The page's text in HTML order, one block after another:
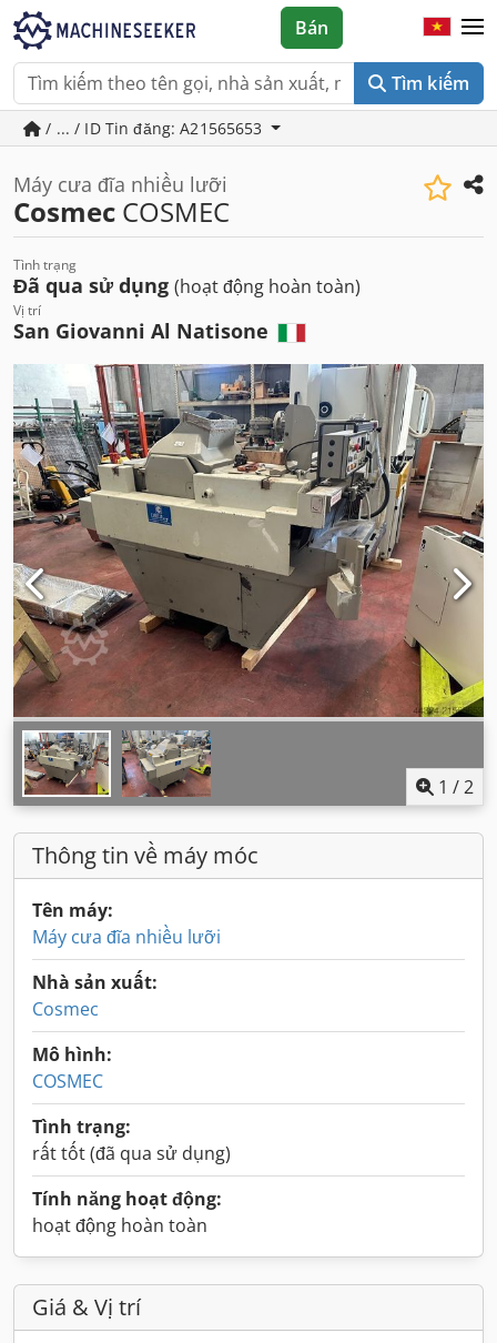
Tìm kiếm
Bán
/ ... / ID Tin đăng: A21565653
Máy cưa đĩa nhiều lưỡi
Cosmec COSMEC
Tình trạng
Đã qua sử dụng (hoạt động hoàn toàn)
Vị trí
San Giovanni Al Natisone
1 /2
Thông tin về máy móc
Tên máy:
Máy cưa đĩa nhiều lưỡi
Nhà sản xuất:
Cosmec
Mô hình:
COSMEC
Tình trạng:
rất tốt (đã qua sử dụng)
Tính năng hoạt động:
hoạt động hoàn toàn
Giá & Vị trí